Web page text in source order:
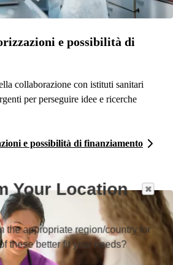
e possibilità di
collaborazione con istituti sanitari
per perseguire idee e ricerche
e possibilità di finanziamento
Your Location
the appropriate region/country for
these better fit your needs?